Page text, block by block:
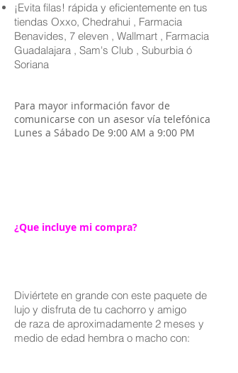
¡Evita filas! rápida y eficientemente en tus
tiendas Oxxo, Chedrahui , Farmacia
Benavides, 7 eleven , Wallmart , Farmacia
Guadalajara , Sam's Club , Suburbia ó
Soriana
Para mayor información favor de
comunicarse con un asesor vía telefónica
Lunes a Sábado De 9:00 AM a 9:00 PM
¿Que incluye mi compra?
Diviértete en grande con este paquete de
lujo y disfruta de tu cachorro y amigo
de raza de aproximadamente 2 meses y
medio de edad hembra o macho con: